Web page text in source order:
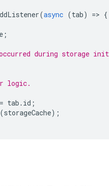
(async (tab) => {
;
during storage
logic.
= tab . id ;
(storageCache);